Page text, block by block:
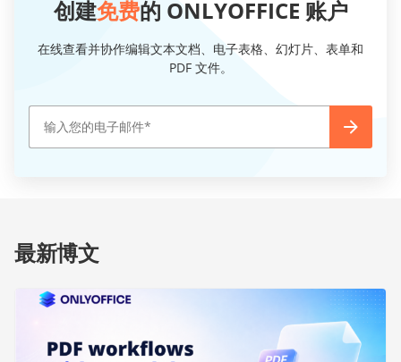
创建免费的 ONLYOFFICE 账户
在线查看并协作编辑文本文档、电子表格、幻灯片、表单和
PDF 文件。
最新博文